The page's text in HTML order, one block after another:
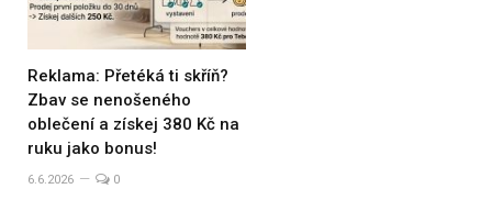
Reklama: Přetéká ti skříň?
Zbav se nenošeného
oblečení a získej 380 Kč na
ruku jako bonus!
6.6.2026 0